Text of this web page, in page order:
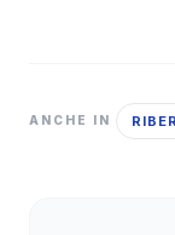
ANCHE IN